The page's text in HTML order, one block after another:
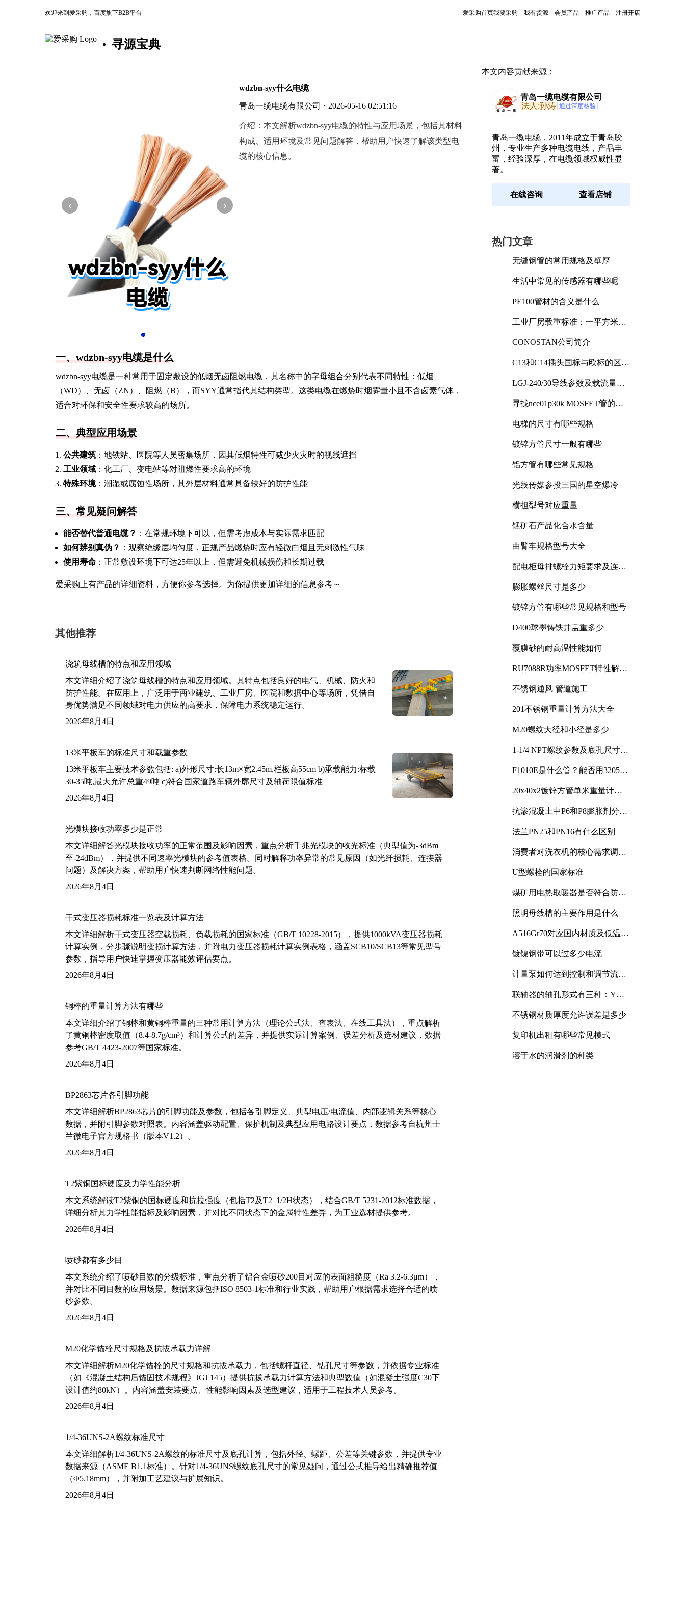
欢迎来到爱采购，百度旗下B2B平台 爱采购首页我要采购 我有货源 会员产品 推广产品 注册开店
寻源宝典
‹ ›
wdzbn-syy什么电缆
青岛一缆电缆有限公司 · 2026-05-16 02:51:16
介绍： 本文解析wdzbn-syy电缆的特性与应用场景，包括其材料
构成、适用环境及常见问题解答，帮助用户快速了解该类型电
缆的核心信息。
一、wdzbn-syy电缆是什么
wdzbn-syy电缆是一种常用于固定敷设的低烟无卤阻燃电缆，其名称中的字母组合分别代表不同特性：低烟
（WD）、无卤（ZN）、阻燃（B），而SYY通常指代其结构类型。这类电缆在燃烧时烟雾量小且不含卤素气体，
适合对环保和安全性要求较高的场所。
二、典型应用场景
公共建筑 ：地铁站、医院等人员密集场所，因其低烟特性可减少火灾时的视线遮挡
工业领域 ：化工厂、变电站等对阻燃性要求高的环境
特殊环境：潮湿或腐蚀性场所，其外层材料通常具备较好的防护性能
三、常见疑问解答
能否替代普通电缆？ ：在常规环境下可以，但需考虑成本与实际需求匹配
如何辨别真伪？ ：观察绝缘层均匀度，正规产品燃烧时应有轻微白烟且无刺激性气味
使用寿命 ：正常敷设环境下可达25年以上，但需避免机械损伤和长期过载
爱采购上有产品的详细资料，方便你参考选择。为你提供更加详细的信息参考～
其他推荐
浇筑母线槽的特点和应用领域
本文详细介绍了浇筑母线槽的特点和应用领域。其特点包括良好的电气、机械、防火和
防护性能。在应用上，广泛用于商业建筑、工业厂房、医院和数据中心等场所，凭借自
身优势满足不同领域对电力供应的高要求，保障电力系统稳定运行。
2026年8月4日
13米平板车的标准尺寸和载重参数
13米平板车主要技术参数包括: a)外形尺寸:长13m×宽2.45m,栏板高55cm b)承载能力:标载
30-35吨,最大允许总重49吨 c)符合国家道路车辆外廓尺寸及轴荷限值标准
2026年8月4日
光模块接收功率多少是正常
本文详细解答光模块接收功率的正常范围及影响因素，重点分析千兆光模块的收光标准（典型值为-3dBm
至-24dBm），并提供不同速率光模块的参考值表格。同时解释功率异常的常见原因（如光纤损耗、连接器
问题）及解决方案，帮助用户快速判断网络性能问题。
2026年8月4日
干式变压器损耗标准一览表及计算方法
本文详细解析干式变压器空载损耗、负载损耗的国家标准（GB/T 10228-2015），提供1000kVA变压器损耗
计算实例，分步骤说明变损计算方法，并附电力变压器损耗计算实例表格，涵盖SCB10/SCB13等常见型号
参数，指导用户快速掌握变压器能效评估要点。
2026年8月4日
铜棒的重量计算方法有哪些
本文详细介绍了铜棒和黄铜棒重量的三种常用计算方法（理论公式法、查表法、在线工具法），重点解析
了黄铜棒密度取值（8.4-8.7g/cm³）和计算公式的差异，并提供实际计算案例、误差分析及选材建议，数据
参考GB/T 4423-2007等国家标准。
2026年8月4日
BP2863芯片各引脚功能
本文详细解析BP2863芯片的引脚功能及参数，包括各引脚定义、典型电压/电流值、内部逻辑关系等核心
数据，并附引脚参数对照表。内容涵盖驱动配置、保护机制及典型应用电路设计要点，数据参考自杭州士
兰微电子官方规格书（版本V1.2）。
2026年8月4日
T2紫铜国标硬度及力学性能分析
本文系统解读T2紫铜的国标硬度和抗拉强度（包括T2及T2_1/2H状态），结合GB/T 5231-2012标准数据，
详细分析其力学性能指标及影响因素，并对比不同状态下的金属特性差异，为工业选材提供参考。
2026年8月4日
喷砂都有多少目
本文系统介绍了喷砂目数的分级标准，重点分析了铝合金喷砂200目对应的表面粗糙度（Ra 3.2-6.3μm），
并对比不同目数的应用场景。数据来源包括ISO 8503-1标准和行业实践，帮助用户根据需求选择合适的喷
砂参数。
2026年8月4日
M20化学锚栓尺寸规格及抗拔承载力详解
本文详细解析M20化学锚栓的尺寸规格和抗拔承载力，包括螺杆直径、钻孔尺寸等参数，并依据专业标准
（如《混凝土结构后锚固技术规程》JGJ 145）提供抗拔承载力计算方法和典型数值（如混凝土强度C30下
设计值约80kN）。内容涵盖安装要点、性能影响因素及选型建议，适用于工程技术人员参考。
2026年8月4日
1/4-36UNS-2A螺纹标准尺寸
本文详细解析1/4-36UNS-2A螺纹的标准尺寸及底孔计算，包括外径、螺距、公差等关键参数，并提供专业
数据来源（ASME B1.1标准）。针对1/4-36UNS螺纹底孔尺寸的常见疑问，通过公式推导给出精确推荐值
（Φ5.18mm），并附加工艺建议与扩展知识。
2026年8月4日
本文内容贡献来源：
青岛一缆电缆有限公司
法人:孙涛 通过深度核验
青岛一缆电缆，2011年成立于青岛胶
州，专业生产多种电缆电线，产品丰
富，经验深厚，在电缆领域权威性显
著。
在线咨询 查看店铺
热门文章
无缝钢管的常用规格及壁厚
生活中常见的传感器有哪些呢
PE100管材的含义是什么
工业厂房载重标准：一平方米能
CONOSTAN公司简介
C13和C14插头国标与欧标的区别
LGJ-240/30导线参数及载流量解
寻找nce01p30k MOSFET管的合
电梯的尺寸有哪些规格
镀锌方管尺寸一般有哪些
铝方管有哪些常见规格
光线传媒参投三国的星空爆冷
横担型号对应重量
锰矿石产品化合水含量
曲臂车规格型号大全
配电柜母排螺栓力矩要求及连接
膨胀螺丝尺寸是多少
镀锌方管有哪些常见规格和型号
D400球墨铸铁井盖重多少
覆膜砂的耐高温性能如何
RU7088R功率MOSFET特性解析
不锈钢通风 管道施工
201不锈钢重量计算方法大全
M20螺纹大径和小径是多少
1-1/4 NPT螺纹参数及底孔尺寸详
F1010E是什么管？能否用3205或
20x40x2镀锌方管单米重量计算
抗渗混凝土中P6和P8膨胀剂分别
法兰PN25和PN16有什么区别
消费者对洗衣机的核心需求调研
U型螺栓的国家标准
煤矿用电热取暖器是否符合防爆
照明母线槽的主要作用是什么
A516Gr70对应国内材质及低温冲
镀镍钢带可以过多少电流
计量泵如何达到控制和调节流量
联轴器的轴孔形式有三种：Y
不锈钢材质厚度允许误差是多少
复印机出租有哪些常见模式
溶于水的润滑剂的种类